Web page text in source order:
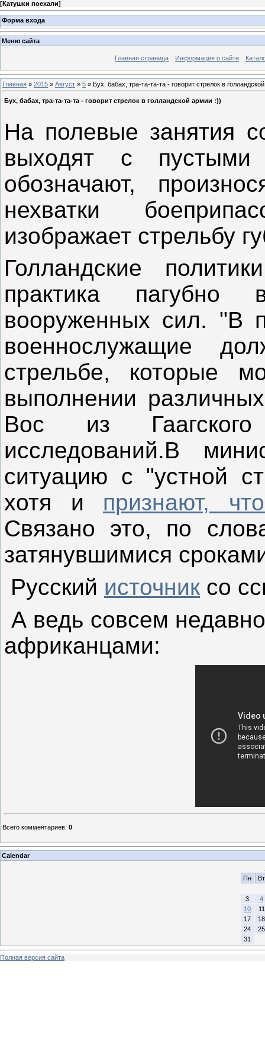
[Катушки поехали]
Форма входа
Меню сайта
Главная страница Информация о сайте
Главная » 2015 » Август » 5 » Бух, бабах, тра-та-та-та - говорит стрелок в
Бух, бабах, тра-та-та-та - говорит стрелок в голландской армии :))
На полевые занятия
выходят с пустыми
обозначают,
нехватки
изображает стрельбу
Голландские
практика
вооруженных сил. "В
военнослужащие
стрельбе, которые
выполнении
Вос из Гаагского
исследований.В
ситуацию с "устной
хотя и признают,
Связано это, по
затянувшимися
Русский источник со
А ведь совсем
африканцами:
Всего комментариев: 0
Calendar
Пн
Вт
3
4
10
11
17
18
24
25
31
Полная версия сайта